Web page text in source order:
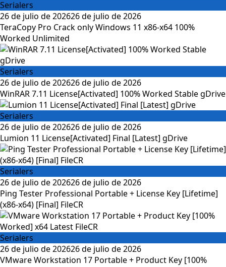
Serialers
26 de julio de 202626 de julio de 2026
TeraCopy Pro Crack only Windows 11 x86-x64 100%
Worked Unlimited
Serialers
26 de julio de 202626 de julio de 2026
WinRAR 7.11 License[Activated] 100% Worked Stable gDrive
Serialers
26 de julio de 202626 de julio de 2026
Lumion 11 License[Activated] Final [Latest] gDrive
Serialers
26 de julio de 202626 de julio de 2026
Ping Tester Professional Portable + License Key [Lifetime]
(x86-x64) [Final] FileCR
Serialers
26 de julio de 202626 de julio de 2026
VMware Workstation 17 Portable + Product Key [100%